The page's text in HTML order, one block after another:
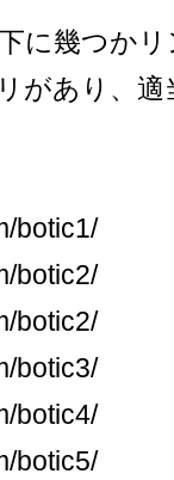
に幾つか
があり、